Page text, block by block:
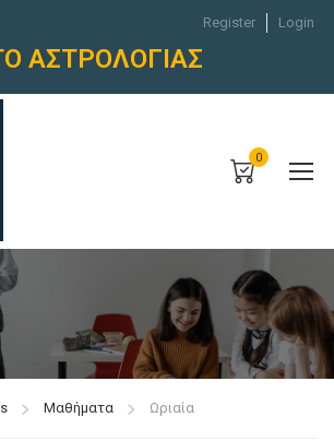
Register Login
ΑΣΤΡΟΛΟΓΙΑΣ
0
Μαθήματα Ωριαία